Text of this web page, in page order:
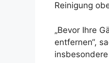
Reinigung
„Bevor Ihre
entfernen“,